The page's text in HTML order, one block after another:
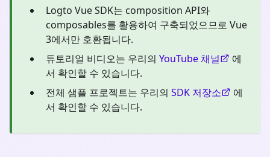
Logto Vue SDK는 composition API와
composables를 활용하여 구축되었으므로 Vue
3에서만 호환됩니다.
튜토리얼 비디오는 우리의 YouTube 채널
에
서 확인할 수 있습니다.
전체 샘플 프로젝트는 우리의 SDK 저장소
에
서 확인할 수 있습니다.